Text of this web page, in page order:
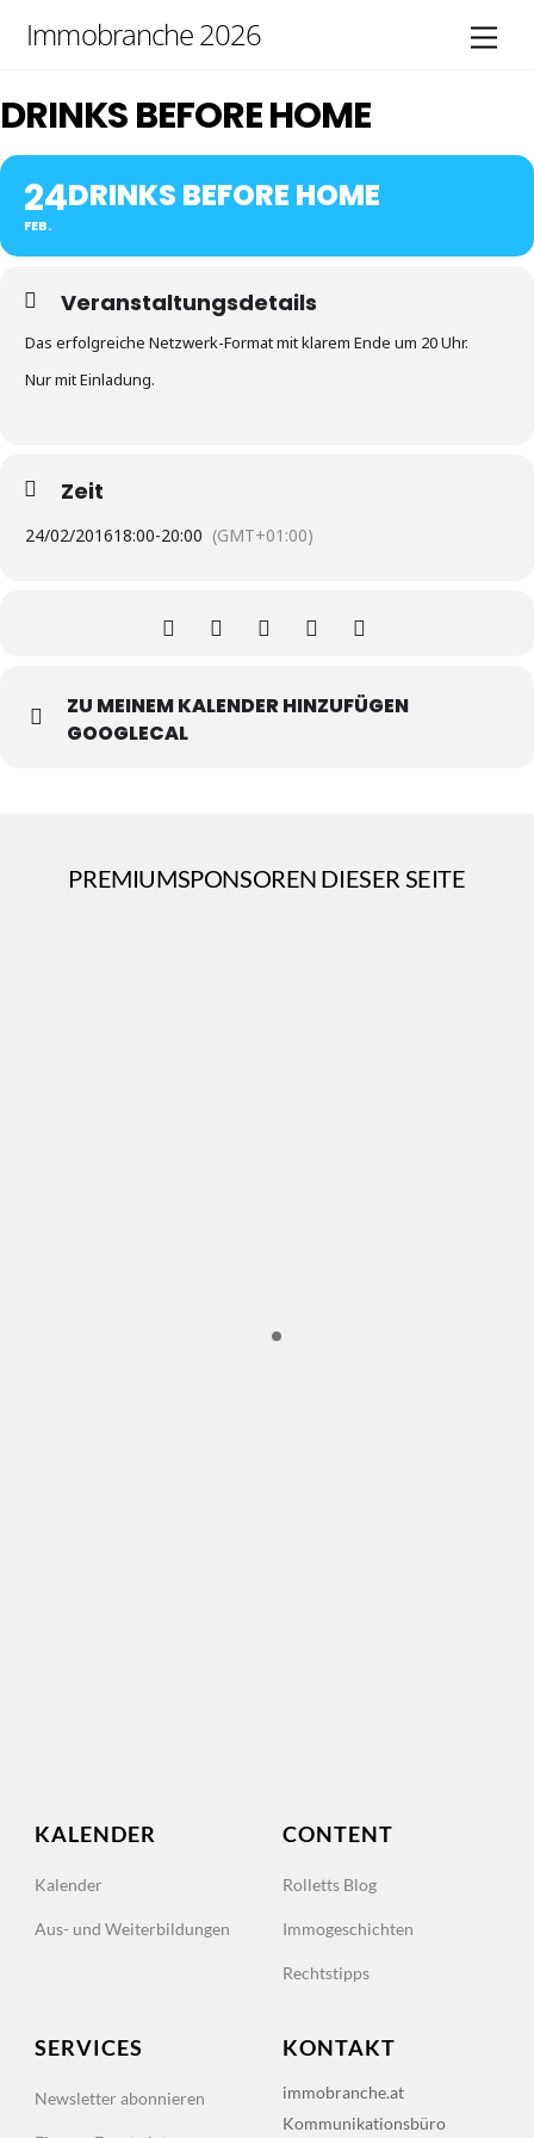
Immobranche 2026
DRINKS BEFORE HOME
24
FEB.
DRINKS BEFORE HOME
Veranstaltungsdetails
Das erfolgreiche Netzwerk-Format mit klarem Ende um 20 Uhr.
Nur mit Einladung.
Zeit
24/02/201618:00-20:00 (GMT+01:00)
ZU MEINEM KALENDER HINZUFÜGEN
GOOGLECAL
PREMIUMSPONSOREN DIESER SEITE
KALENDER
Kalender
Aus- und Weiterbildungen
CONTENT
Rolletts Blog
Immogeschichten
Rechtstipps
SERVICES
Newsletter abonnieren
KONTAKT
immobranche.at
Kommunikationsbüro